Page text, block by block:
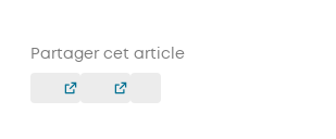
Partager cet article